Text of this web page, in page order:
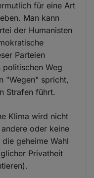
für eine Art
Man kann
der Humanisten
Parteien
Weg
"Wegen" spricht,
Strafen führt.
Klima wird nicht
oder keine
geheime Wahl
Privatheit